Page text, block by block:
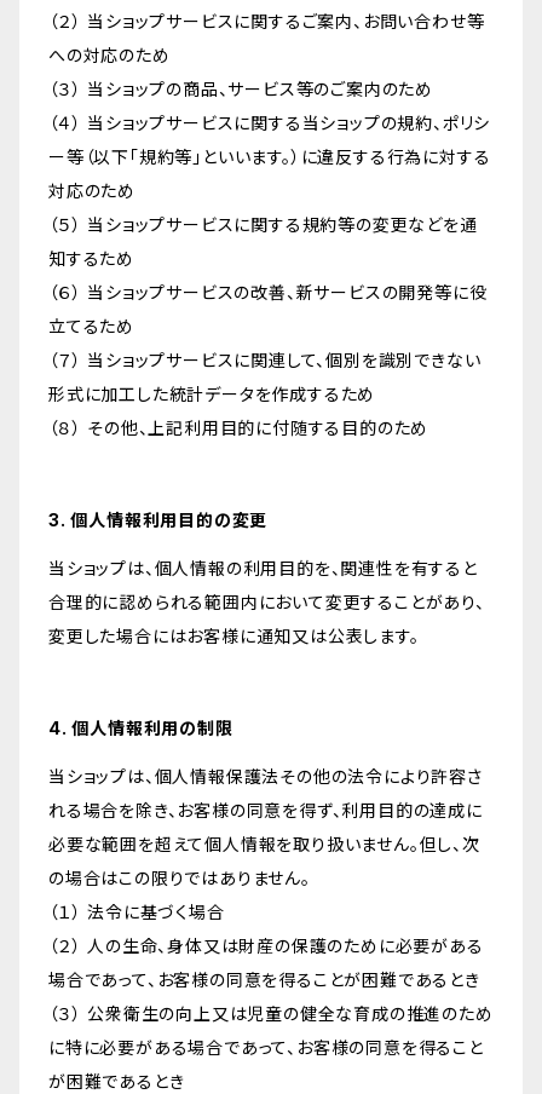
（２） 当ショップサービスに関するご案内、お問い合わせ等
への対応のため
（３） 当ショップの商品、サービス等のご案内のため
（４） 当ショップサービスに関する当ショップの規約、ポリシ
ー等（以下「規約等」といいます。）に違反する行為に対する
対応のため
（５） 当ショップサービスに関する規約等の変更などを通
知するため
（６） 当ショップサービスの改善、新サービスの開発等に役
立てるため
（７） 当ショップサービスに関連して、個別を識別できない
形式に加工した統計データを作成するため
（８） その他、上記利用目的に付随する目的のため
3. 個人情報利用目的の変更
当ショップは、個人情報の利用目的を、関連性を有すると
合理的に認められる範囲内において変更することがあり、
変更した場合にはお客様に通知又は公表します。
4. 個人情報利用の制限
当ショップは、個人情報保護法その他の法令により許容さ
れる場合を除き、お客様の同意を得ず、利用目的の達成に
必要な範囲を超えて個人情報を取り扱いません。但し、次
の場合はこの限りではありません。
（１） 法令に基づく場合
（２） 人の生命、身体又は財産の保護のために必要がある
場合であって、お客様の同意を得ることが困難であるとき
（３） 公衆衛生の向上又は児童の健全な育成の推進のため
に特に必要がある場合であって、お客様の同意を得ること
が困難であるとき